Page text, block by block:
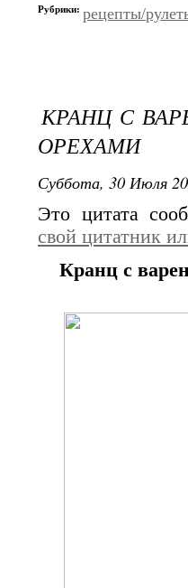
Рубрики: рецепты/
КРАНЦ С
ОРЕХАМИ
Суббота, 30 Июля
Это цитата
свой цитатник
Кранц с